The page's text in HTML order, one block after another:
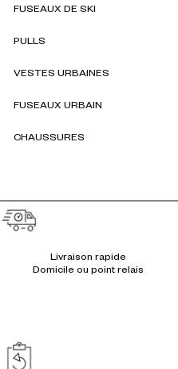
FUSEAUX DE SKI
PULLS
VESTES URBAINES
FUSEAUX URBAIN
CHAUSSURES
Livraison rapide